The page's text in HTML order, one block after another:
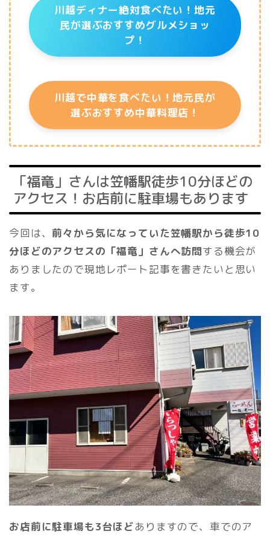
川越ディナー絶対食べたい！地元
民が選ぶおすすめグルメショッ
プ！
川越で中華を食べたい！地元民が
選ぶおすすめ中華料理店！
「福竜」さんは笠幡駅徒歩10分ほどの
アクセス！お店前に駐車場もあります
今回は、 前々から気になっていた笠幡駅から徒歩10
分ほどのアクセスの「福竜」さんへ訪問する機会が
ありましたので現地レポート記事を書きたいと思い
ます。
お店前に駐車場も3台ほどありますので、車でのア